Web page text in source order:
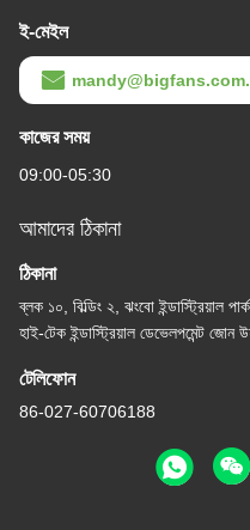
ই-মেইল
কাজের সময়
09:00-05:30
আমাদের ঠিকানা
ঠিকানা
ব্লক ১০, বিল্ডিং ২, ঝংবো ইন্ডাস্ট্রিয়াল
হাই-টেক ইন্ডাস্ট্রিয়াল ডেভেলপমেন্ট জোন
টেলিফোন
86-027-60706188